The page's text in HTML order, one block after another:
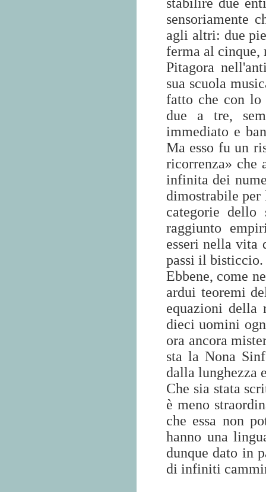
sensoriamente
agli altri: due
ferma al cinque,
Pitagora
sua scuola
fatto che con lo
due a tre,
immediato e
Ma esso fu un
ricorrenza» che
infinita dei
dimostrabile
categorie
raggiunto
esseri nella vita
passi il bisticcio.
Ebbene, come
ardui teoremi
equazioni della
dieci uomini
ora ancora
sta la Nona
dalla lunghezza
Che sia stata
è meno
che essa non
hanno una
dunque dato in
di infiniti